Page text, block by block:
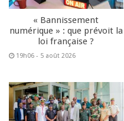
« Bannissement
numérique » : que prévoit la
loi française ?
19h06 - 5 août 2026